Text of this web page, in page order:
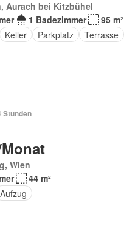
Aurach bei Kitzbühel
1 Badezimmer
95 m²
Keller Parkplatz Terrasse
Stunden
Wien
44 m²
Aufzug